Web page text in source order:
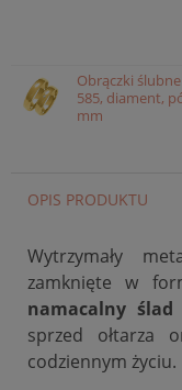
Obrączki
585, diament,
mm
OPIS PRODUKTU
Wytrzymały
zamknięte w
namacalny ślad
sprzed ołtarza
codziennym życiu.